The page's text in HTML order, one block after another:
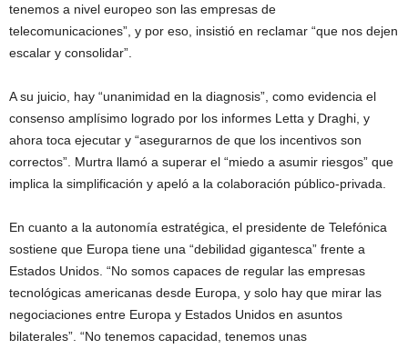
tenemos a nivel europeo son las empresas de
telecomunicaciones”, y por eso, insistió en reclamar “que nos dejen
escalar y consolidar”.
A su juicio, hay “unanimidad en la diagnosis”, como evidencia el
consenso amplísimo logrado por los informes Letta y Draghi, y
ahora toca ejecutar y “asegurarnos de que los incentivos son
correctos”. Murtra llamó a superar el “miedo a asumir riesgos” que
implica la simplificación y apeló a la colaboración público-privada.
En cuanto a la autonomía estratégica, el presidente de Telefónica
sostiene que Europa tiene una “debilidad gigantesca” frente a
Estados Unidos. “No somos capaces de regular las empresas
tecnológicas americanas desde Europa, y solo hay que mirar las
negociaciones entre Europa y Estados Unidos en asuntos
bilaterales”. “No tenemos capacidad, tenemos unas